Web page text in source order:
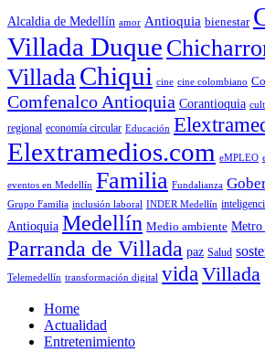
Alcaldia de Medellín amor Antioquia bienestar
Villada Duque
Villada Chiqui cine cine colombiano
Comfenalco Antioquia Corantioquia
regional economía circular Educación
Elextramedios.com eMPLEO
eventos en Medellín Familia Fundalianza
Grupo Familia inclusión laboral INDER Medellín
Antioquia Medellín Medio ambiente Metro
Parranda de Villada paz Salud
Telemedellín transformación digital vida Villada
Home
Actualidad
Entretenimiento